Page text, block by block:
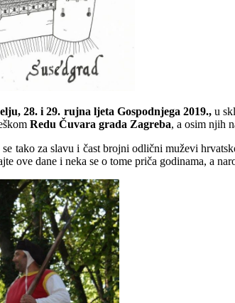
28. i 29. rujna ljeta Gospodnjega 2019., u
Redu Čuvara grada Zagreba, a osim njih
se tako za slavu i čast brojni odlični muževi
ove dane i neka se o tome priča godinama, a